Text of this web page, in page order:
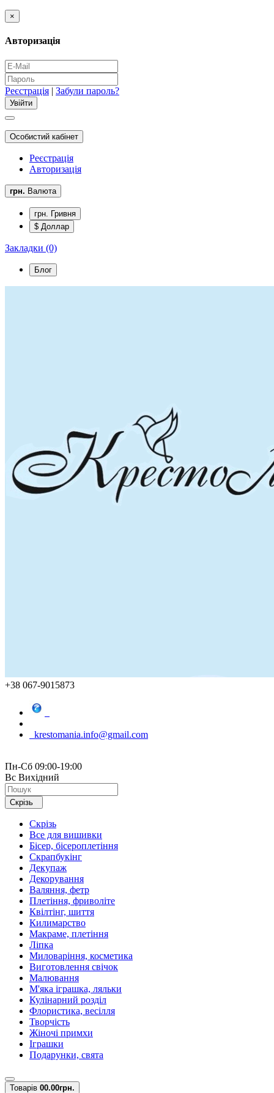
×
Авторизація
Реєстрація | Забули пароль?
Особистий кабінет
Реєстрація
Авторизація
грн. Валюта
грн. Гривня
$ Доллар
Закладки (0)
Блог
+38 067-9015873
krestomania.info@gmail.com
Пн-Сб 09:00-19:00
Вс Вихідний
Скрізь
Скрізь
Все для вишивки
Бісер, бісероплетіння
Скрапбукінг
Декупаж
Декорування
Валяння, фетр
Плетіння, фриволіте
Квілтінг, шиття
Килимарство
Макраме, плетіння
Ліпка
Миловаріння, косметика
Виготовлення свічок
Малювання
М'яка іграшка, ляльки
Кулінарний розділ
Флористика, весілля
Творчість
Жіночі примхи
Іграшки
Подарунки, свята
Товарів 00.00грн.